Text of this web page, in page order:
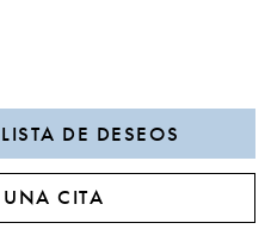
DE DESEOS
CITA